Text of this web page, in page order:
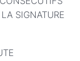
SIGNATURE